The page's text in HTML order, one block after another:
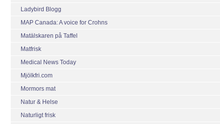
Ladybird Blogg
MAP Canada: A voice for Crohns
Matälskaren på Taffel
Matfrisk
Medical News Today
Mjölkfri.com
Mormors mat
Natur & Helse
Naturligt frisk